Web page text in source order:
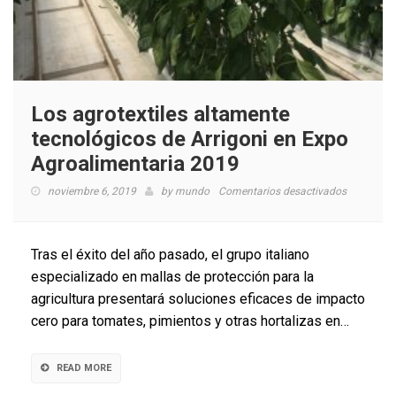
Los agrotextiles altamente
tecnológicos de Arrigoni en Expo
Agroalimentaria 2019
noviembre 6, 2019 by mundo Comentarios desactivadosen
Arrigoni
Tras el éxito del año pasado, el grupo italiano
especializado en mallas de protección para la
agricultura presentará soluciones eficaces de impacto
cero para tomates, pimientos y otras hortalizas en…
READ MORE